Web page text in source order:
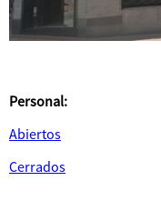
Personal:
Abiertos
Cerrados